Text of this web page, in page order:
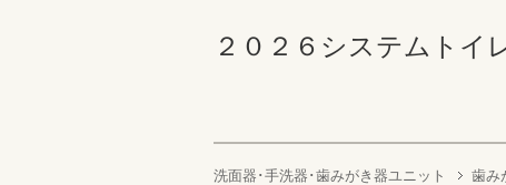
２０２６システムトイ
洗面器･手洗器･歯みがき器ユニット 歯み